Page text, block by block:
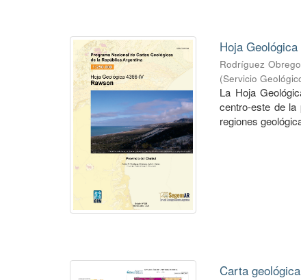
Hoja
Rodríguez
(Servicio
La Hoja
centro-este de la
regiones
Carta